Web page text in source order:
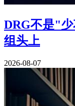
DRG不是"
组头上
2026-08-07